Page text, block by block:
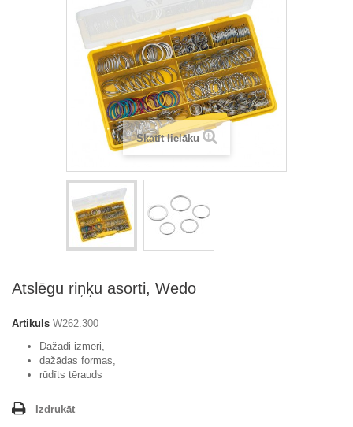
Skatīt lielāku
Atslēgu riņķu asorti, Wedo
Artikuls W262.300
Dažādi izmēri,
dažādas formas,
rūdīts tērauds
Izdrukāt